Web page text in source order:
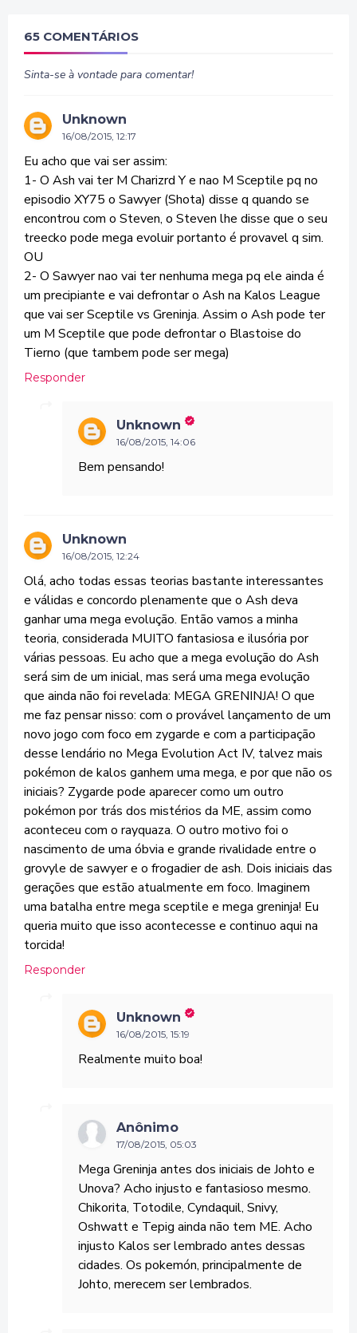
65 COMENTÁRIOS
Sinta-se à vontade para comentar!
Unknown
16/08/2015, 12:17
Eu acho que vai ser assim:
1- O Ash vai ter M Charizrd Y e nao M Sceptile pq no
episodio XY75 o Sawyer (Shota) disse q quando se
encontrou com o Steven, o Steven lhe disse que o seu
treecko pode mega evoluir portanto é provavel q sim.
OU
2- O Sawyer nao vai ter nenhuma mega pq ele ainda é
um precipiante e vai defrontar o Ash na Kalos League
que vai ser Sceptile vs Greninja. Assim o Ash pode ter
um M Sceptile que pode defrontar o Blastoise do
Tierno (que tambem pode ser mega)
Responder
Unknown
16/08/2015, 14:06
Bem pensando!
Unknown
16/08/2015, 12:24
Olá, acho todas essas teorias bastante interessantes
e válidas e concordo plenamente que o Ash deva
ganhar uma mega evolução. Então vamos a minha
teoria, considerada MUITO fantasiosa e ilusória por
várias pessoas. Eu acho que a mega evolução do Ash
será sim de um inicial, mas será uma mega evolução
que ainda não foi revelada: MEGA GRENINJA! O que
me faz pensar nisso: com o provável lançamento de um
novo jogo com foco em zygarde e com a participação
desse lendário no Mega Evolution Act IV, talvez mais
pokémon de kalos ganhem uma mega, e por que não os
iniciais? Zygarde pode aparecer como um outro
pokémon por trás dos mistérios da ME, assim como
aconteceu com o rayquaza. O outro motivo foi o
nascimento de uma óbvia e grande rivalidade entre o
grovyle de sawyer e o frogadier de ash. Dois iniciais das
gerações que estão atualmente em foco. Imaginem
uma batalha entre mega sceptile e mega greninja! Eu
queria muito que isso acontecesse e continuo aqui na
torcida!
Responder
Unknown
16/08/2015, 15:19
Realmente muito boa!
Anônimo
17/08/2015, 05:03
Mega Greninja antes dos iniciais de Johto e
Unova? Acho injusto e fantasioso mesmo.
Chikorita, Totodile, Cyndaquil, Snivy,
Oshwatt e Tepig ainda não tem ME. Acho
injusto Kalos ser lembrado antes dessas
cidades. Os pokemón, principalmente de
Johto, merecem ser lembrados.